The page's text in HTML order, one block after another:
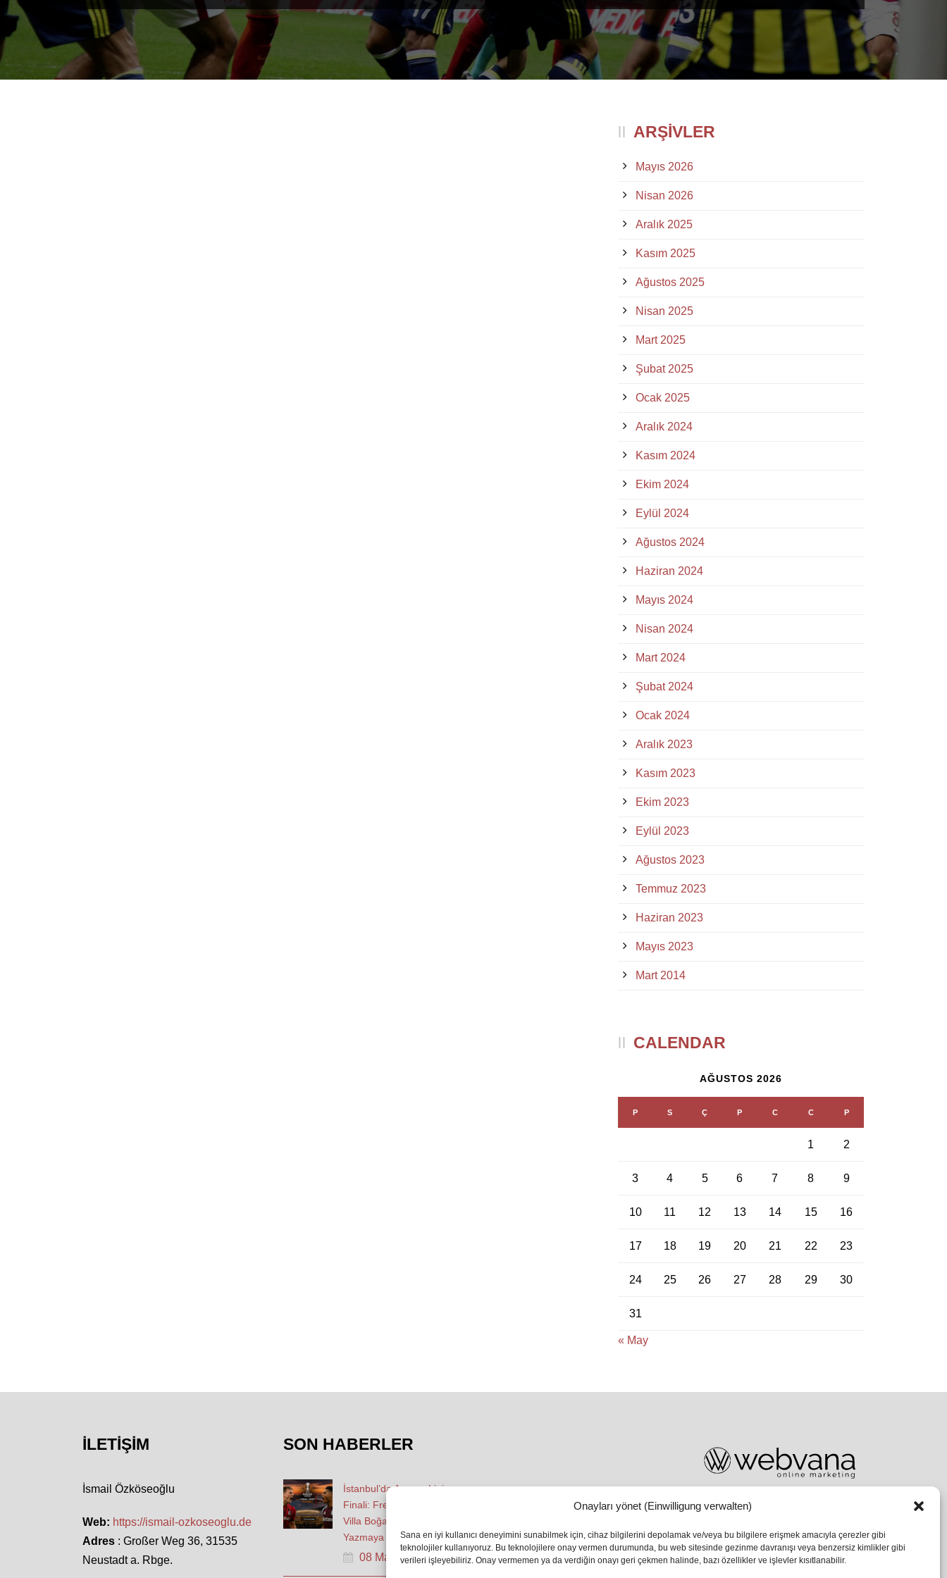
Onayları yönet (Einwilligung verwalten)
Sana en iyi kullanıcı deneyimini sunabilmek için, cihaz bilgilerini depolamak ve/veya bu bilgilere erişmek amacıyla çerezler gibi
teknolojiler kullanıyoruz. Bu teknolojilere onay vermen durumunda, bu web sitesinde gezinme davranışı veya benzersiz kimlikler gibi
verileri işleyebiliriz. Onay vermemen ya da verdiğin onayı geri çekmen halinde, bazı özellikler ve işlevler kısıtlanabilir.
ARŞIVLER
Mayıs 2026
Nisan 2026
Aralık 2025
Kasım 2025
Ağustos 2025
Nisan 2025
Mart 2025
Şubat 2025
Ocak 2025
Aralık 2024
Kasım 2024
Ekim 2024
Eylül 2024
Ağustos 2024
Haziran 2024
Mayıs 2024
Nisan 2024
Mart 2024
Şubat 2024
Ocak 2024
Aralık 2023
Kasım 2023
Ekim 2023
Eylül 2023
Ağustos 2023
Temmuz 2023
Haziran 2023
Mayıs 2023
Mart 2014
CALENDAR
AĞUSTOS 2026
P S Ç P C C P
1 2
3 4 5 6 7 8 9
10 11 12 13 14 15 16
17 18 19 20 21 22 23
24 25 26 27 28 29 30
31
« May
İLETIŞIM
İsmail Özköseoğlu
Web: https://ismail-ozkoseoglu.de
Adres : Großer Weg 36, 31535
Neustadt a. Rbge.
SON HABERLER
İstanbul’da Avrupa Ligi
Finali: Freiburg ve Aston
Villa Boğaz’da Tarih
Yazmaya Hazırlanıyor
08 May 2026